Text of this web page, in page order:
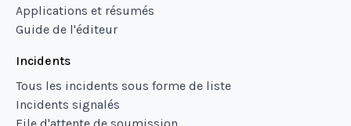
Applications et résumés
Guide de l'éditeur
Incidents
Tous les incidents sous forme de liste
Incidents signalés